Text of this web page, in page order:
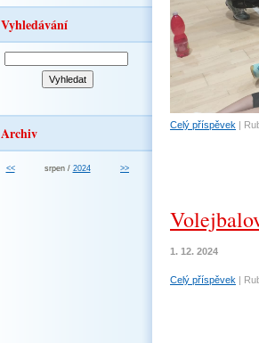
Celý příspěvek |
1. 12. 2024
Celý příspěvek |
Vyhledávání
Archiv
<< srpen / 2024 >>